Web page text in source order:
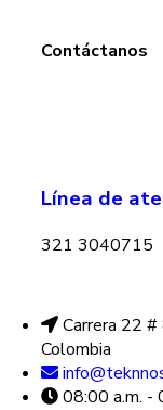
Contáctanos
Línea de
321 3040715
Carrera 22
Colombia
08:00 a.m. -